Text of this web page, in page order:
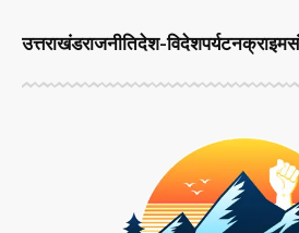
उत्तराखंडराजनीतिदेश-विदेशपर्यटनक्राइम